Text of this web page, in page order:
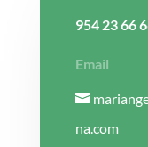
954 23 66
Email
na.com